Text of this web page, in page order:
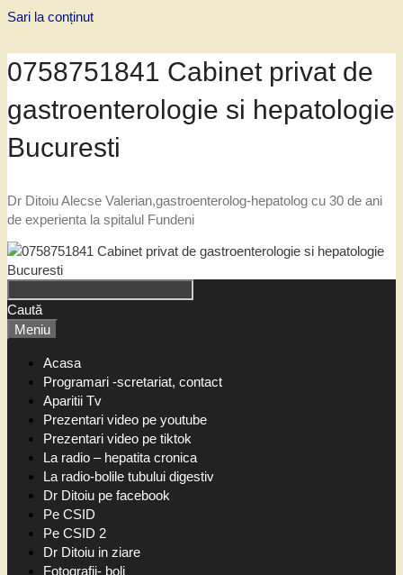
Sari la conținut
0758751841 Cabinet privat de
gastroenterologie si hepatologie
Bucuresti
Dr Ditoiu Alecse Valerian,gastroenterolog-hepatolog cu 30 de ani
de experienta la spitalul Fundeni
Caută
Meniu
Acasa
Programari -scretariat, contact
Aparitii Tv
Prezentari video pe youtube
Prezentari video pe tiktok
La radio – hepatita cronica
La radio-bolile tubului digestiv
Dr Ditoiu pe facebook
Pe CSID
Pe CSID 2
Dr Ditoiu in ziare
Fotografii- boli